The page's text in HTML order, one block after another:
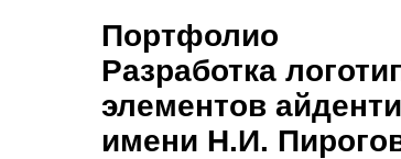
Портфолио
Разработка
элементов
имени Н.И.